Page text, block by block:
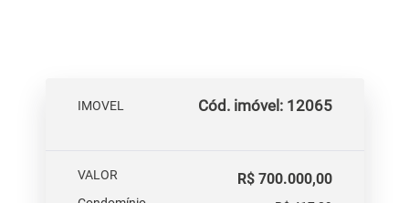
IMOVEL Cód. imóvel: 12065
VALOR R$ 700.000,00